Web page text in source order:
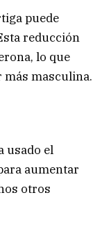
puede
reducción
lo que
masculina.
usado el
aumentar
otros